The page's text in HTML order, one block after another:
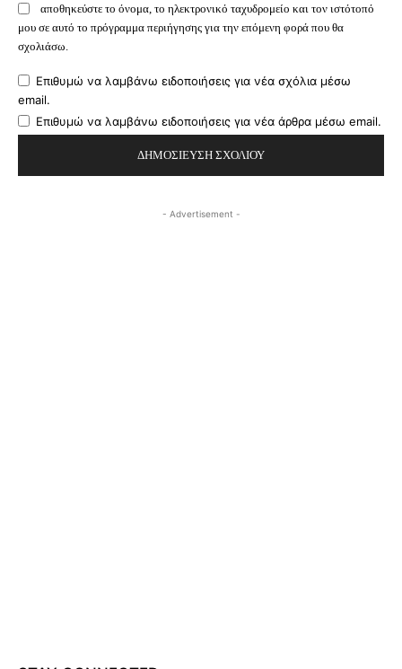
αποθηκεύστε το όνομα, το ηλεκτρονικό ταχυδρομείο και τον ιστότοπό
μου σε αυτό το πρόγραμμα περιήγησης για την επόμενη φορά που θα
σχολιάσω.
Επιθυμώ να λαμβάνω ειδοποιήσεις για νέα σχόλια μέσω
email.
Επιθυμώ να λαμβάνω ειδοποιήσεις για νέα άρθρα μέσω email.
- Advertisement -